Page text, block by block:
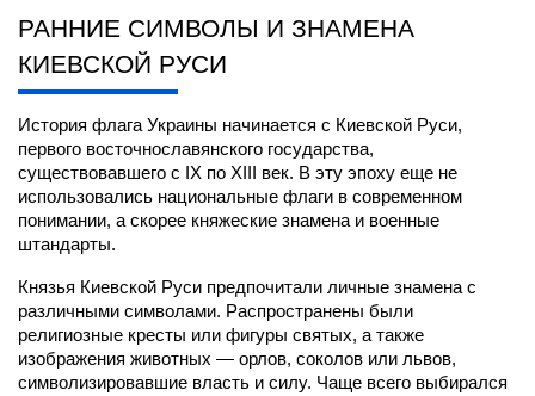
РАННИЕ СИМВОЛЫ И ЗНАМЕНА
КИЕВСКОЙ РУСИ
История флага Украины начинается с Киевской Руси,
первого восточнославянского государства,
существовавшего с IX по XIII век. В эту эпоху еще не
использовались национальные флаги в современном
понимании, а скорее княжеские знамена и военные
штандарты.
Князья Киевской Руси предпочитали личные знамена с
различными символами. Распространены были
религиозные кресты или фигуры святых, а также
изображения животных — орлов, соколов или львов,
символизировавшие власть и силу. Чаще всего выбирался